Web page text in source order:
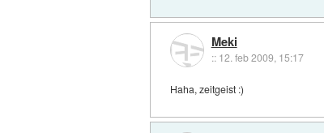
Meki
:: 12. feb 2009, 15:17
Haha, zeitgeist :)